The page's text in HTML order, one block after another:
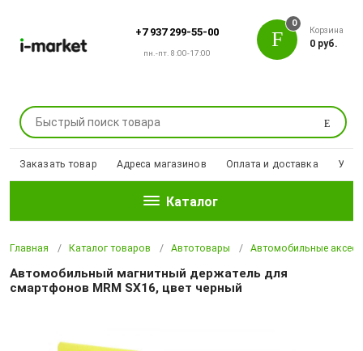
+7 937 299-55-00
пн.-пт. 8:00-17:00
Поиск
0
Корзина
0 руб.
Заказать товар Адреса магазинов Оплата и доставка
Каталог
Главная Каталог товаров Автотовары Автомобильные
Автомобильный магнитный держатель для
смартфонов MRM SX16, цвет черный